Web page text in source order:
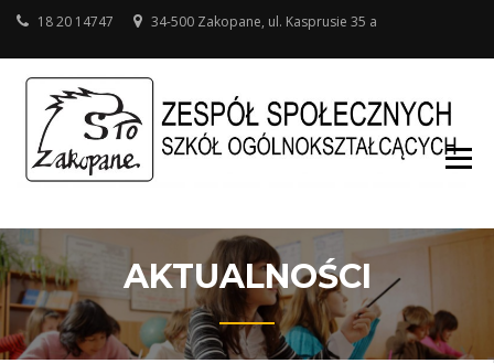
18 20 14747 34-500 Zakopane, ul. Kasprusie 35 a
AKTUALNOŚCI